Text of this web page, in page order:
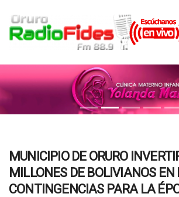
MUNICIPIO DE ORURO
MILLONES DE BOLIVIANOS EN
CONTINGENCIAS PARA LA